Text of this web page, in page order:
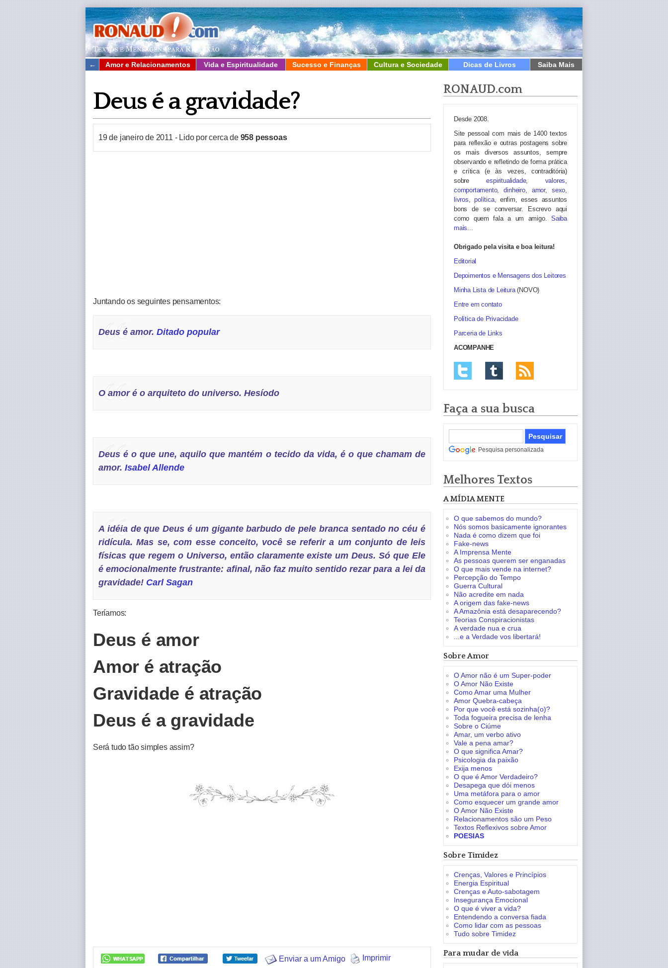
← Amor e Relacionamentos Vida e Espiritualidade Sucesso e Finanças Cultura e Sociedade Dicas de Livros Saiba Mais
Deus é a gravidade?
19 de janeiro de 2011 - Lido por cerca de 958 pessoas
Juntando os seguintes pensamentos:
Deus é amor. Ditado popular
O amor é o arquiteto do universo. Hesíodo
Deus é o queune, aquilo que mantém o tecido da vida, é o que chamam de
amor. Isabel Allende
A idéia de que Deus é um gigante barbudo de pele branca sentado no céu é
ridícula. Mas se, com esse conceito, você se referir a um conjunto de leis
físicas que regem o Universo, então claramente existe um Deus. Só que Ele
é emocionalmente frustrante: afinal, não faz muito sentido rezar para alei da
gravidade! Carl Sagan
Teríamos:
Deus é amor
Amor é atração
Gravidade é atração
Deus é a gravidade
Será tudo tão simples assim?
Enviar a um Amigo Imprimir
RONAUD.com
Desde 2008.
Site pessoal com mais de 1400 textos
para reflexão e outras postagens sobre
os mais diversos assuntos, sempre
observando e refletindo de forma prática
e crítica (e às vezes, contraditória)
sobreespiritualidade, valores,
comportamento,dinheiro, amor, sexo,
livros,política, enfim, esses assuntos
bons de se conversar. Escrevo aqui
como quem fala a um amigo. Saiba
mais...
Obrigado pela visita e boa leitura!
Editorial
Depoimentos e Mensagens dos Leitores
Minha Lista de Leitura(NOVO)
Entre em contato
Política de Privacidade
Parceria de Links
ACOMPANHE
Faça a sua busca
Pesquisa personalizada
Melhores Textos
A MÍDIA MENTE
O que sabemos do mundo?
Nós somos basicamente ignorantes
Nada é como dizem que foi
Fake-news
A Imprensa Mente
As pessoas querem ser enganadas
O que mais vende na internet?
Percepção do Tempo
Guerra Cultural
Não acredite em nada
A origem das fake-news
A Amazônia está desaparecendo?
Teorias Conspiracionistas
A verdade nua e crua
...e a Verdade vos libertará!
Sobre Amor
O Amor não é um Super-poder
O Amor Não Existe
Como Amar uma Mulher
Amor Quebra-cabeça
Por que você está sozinha(o)?
Toda fogueira precisa de lenha
Sobre o Ciúme
Amar, um verbo ativo
Vale a pena amar?
O que significa Amar?
Psicologia da paixão
Exija menos
O que é Amor Verdadeiro?
Desapega que dói menos
Uma metáfora para o amor
Como esquecer um grande amor
O Amor Não Existe
Relacionamentos são um Peso
Textos Reflexivos sobre Amor
POESIAS
Sobre Timidez
Crenças, Valores e Princípios
Energia Espiritual
Crenças e Auto-sabotagem
Insegurança Emocional
O que é viver a vida?
Entendendo a conversa fiada
Como lidar com as pessoas
Tudo sobre Timidez
Para mudar de vida